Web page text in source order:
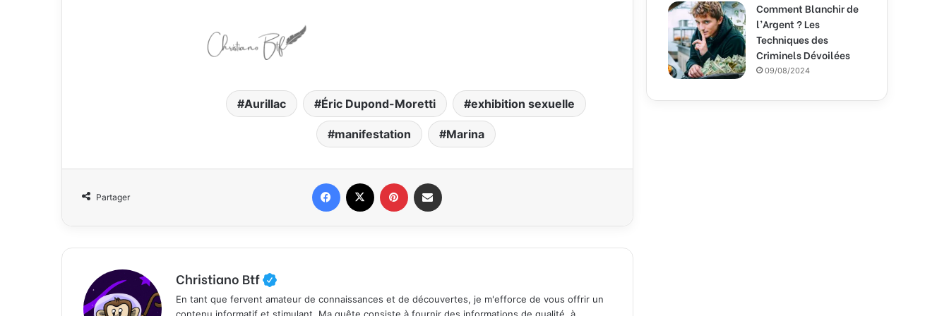
Aurillac Éric Dupond-Moretti exhibition sexuelle
manifestation Marina
Partager
Christiano Btf
En tant que fervent amateur de connaissances et de découvertes, je m'efforce de vous offrir un
contenu informatif et stimulant. Ma quête consiste à fournir des informations de qualité, à
Comment Blanchir de
l’Argent ? Les
Techniques des
Criminels Dévoilées
09/08/2024